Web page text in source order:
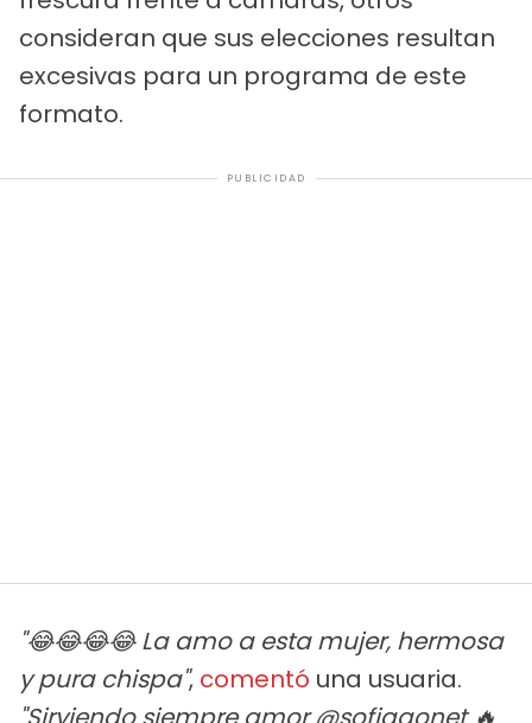
consideran que sus elecciones resultan
excesivas para un programa de este
formato.
PUBLICIDAD
"😂😂😂😂 La amo a esta mujer, hermosa
y pura chispa", comentó una usuaria.